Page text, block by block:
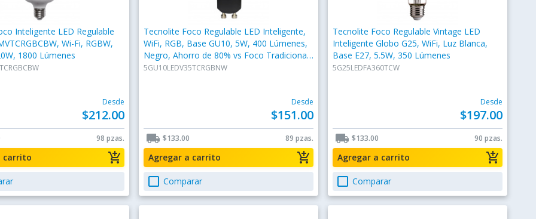
Inteligente LED Regulable
Wi-Fi, RGBW,
1800 Lúmenes
Desde
$212.00
98 pzas.
add_shopping_cart
carrito
Tecnolite Foco Regulable LED Inteligente,
WiFi, RGB, Base GU10, 5W, 400 Lúmenes,
Negro, Ahorro de 80% vs Foco Tradicional
25W
5GU10LEDV35TCRGBNW
Desde
$151.00
local_shipping $133.00 89 pzas.
add_shopping_cart
Agregar a carrito
check_box_outline_blank Comparar
Tecnolite Foco Regulable Vintage LED
Inteligente Globo G25, WiFi, Luz Blanca,
Base E27, 5.5W, 350 Lúmenes
5G25LEDFA360TCW
Desde
$197.00
local_shipping $133.00 90 pzas.
add_shopping_cart
Agregar a carrito
check_box_outline_blank Comparar